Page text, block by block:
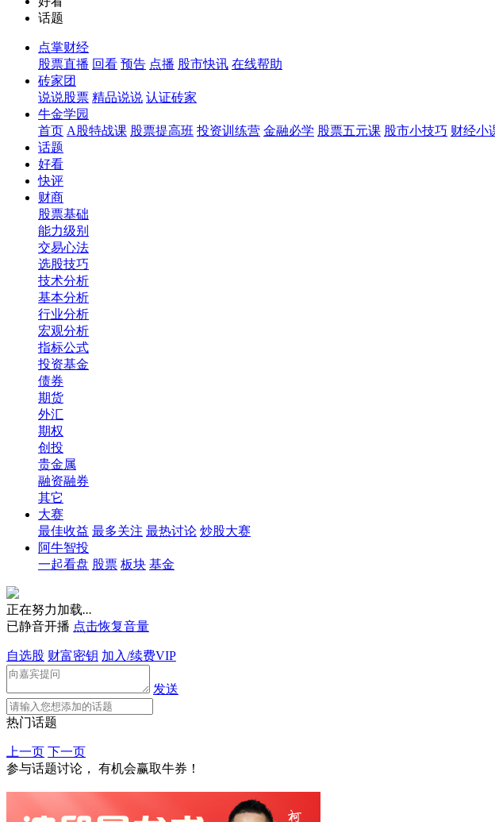
话题
点掌财经
股票直播 回看 预告 点播 股市快讯 在线帮助
砖家团
说说股票 精品说说 认证砖家
牛金学园
首页 A股特战课 股票提高班 投资训练营 金融必学 股票五元课 股市小技巧 财经小
话题
好看
快评
财商
股票基础
能力级别
交易心法
选股技巧
技术分析
基本分析
行业分析
宏观分析
指标公式
投资基金
债券
期货
外汇
期权
创投
贵金属
融资融券
其它
大赛
最佳收益 最多关注 最热讨论 炒股大赛
阿牛智投
一起看盘 股票 板块 基金
正在努力加载...
已静音开播 点击恢复音量
自选股 财富密钥 加入/续费VIP
发送
热门话题
上一页 下一页
参与话题讨论， 有机会赢取牛券！